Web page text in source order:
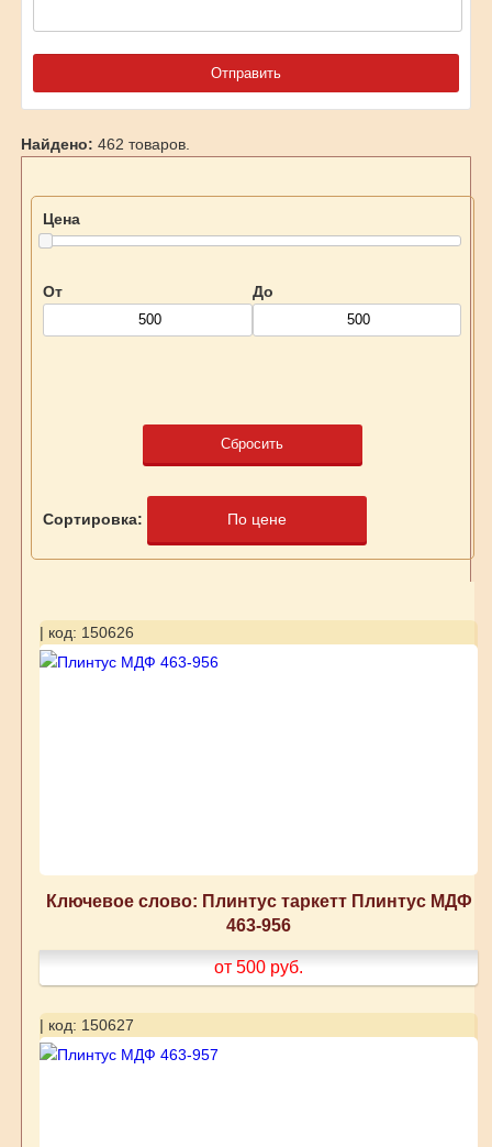
Найдено: 462 товаров.
Цена
От До
Сбросить
Сортировка: По цене
| код: 150626
Ключевое слово: Плинтус таркетт Плинтус МДФ
463-956
от 500 руб.
| код: 150627